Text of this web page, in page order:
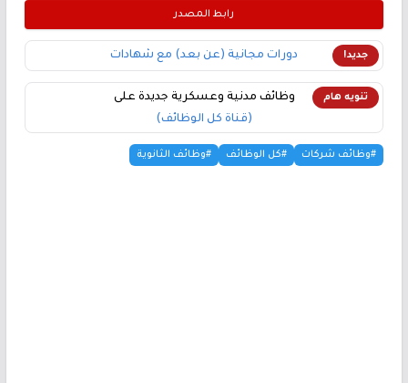
رابط المصدر
جديد! دورات مجانية (عن بعد) مع شهادات
تنويه هام
وظائف مدنية وعسكرية جديدة على
(قناة كل الوظائف)
#وظائف شركات #كل الوظائف #وظائف الثانوية